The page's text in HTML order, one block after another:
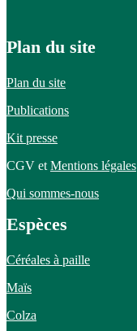
Plan du site
Plan du site
Publications
Kit presse
CGV et Mentions légales
Qui sommes-nous
Espèces
Céréales à paille
Maïs
Colza